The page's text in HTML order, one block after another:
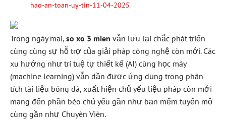
hao-an-toan-uy-tin-11-04-2025
Trong ngày mai, so xo 3 mien vẫn lưu lại chắc phát triển
cùng cùng sự hỗ trợ của giải pháp công nghệ còn mới. Các
xu hướng như trí tuệ tự thiết kế (AI) cùng học máy
(machine learning) vẫn dần được ứng dụng trong phân
tích tài liệu bóng đá, xuất hiện chủ yếu liệu pháp còn mới
mang đến phần béo chủ yếu gần như bạn mếm tuyển mộ
cùng gần như Chuyên Viên.